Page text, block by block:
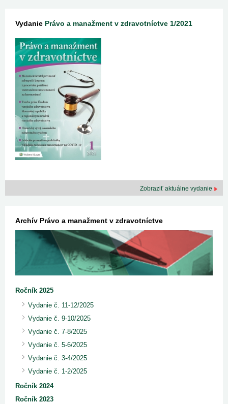
Vydanie Právo a manažment v zdravotníctve 1/2021
Zobraziť aktuálne vydanie
Archív Právo a manažment v zdravotníctve
Ročník 2025
Vydanie č. 11-12/2025
Vydanie č. 9-10/2025
Vydanie č. 7-8/2025
Vydanie č. 5-6/2025
Vydanie č. 3-4/2025
Vydanie č. 1-2/2025
Ročník 2024
Ročník 2023